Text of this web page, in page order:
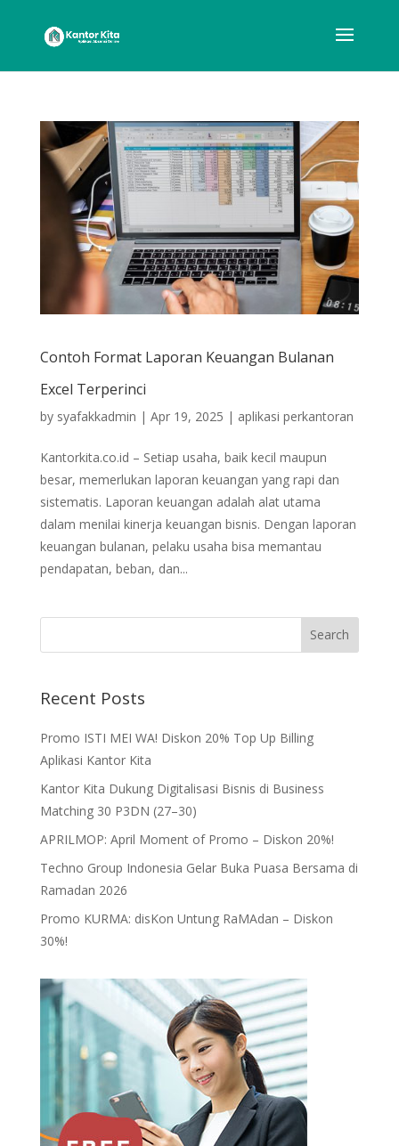
Contoh Format Laporan Keuangan Bulanan
Excel Terperinci
by syafakkadmin | Apr 19, 2025 | aplikasi perkantoran
Kantorkita.co.id – Setiap usaha, baik kecil maupun
besar, memerlukan laporan keuangan yang rapi dan
sistematis. Laporan keuangan adalah alat utama
dalam menilai kinerja keuangan bisnis. Dengan laporan
keuangan bulanan, pelaku usaha bisa memantau
pendapatan, beban, dan...
Recent Posts
Promo ISTI MEI WA! Diskon 20% Top Up Billing
Aplikasi Kantor Kita
Kantor Kita Dukung Digitalisasi Bisnis di Business
Matching 30 P3DN (27–30)
APRILMOP: April Moment of Promo – Diskon 20%!
Techno Group Indonesia Gelar Buka Puasa Bersama di
Ramadan 2026
Promo KURMA: disKon Untung RaMAdan – Diskon
30%!